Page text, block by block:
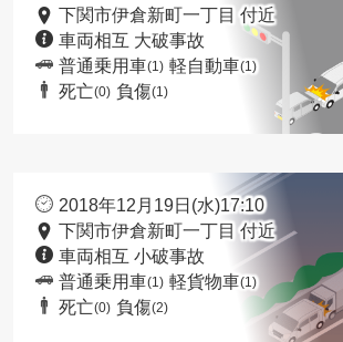
下関市伊倉新町一丁目 付近
車両相互 大破事故
普通乗用車(1) 軽自動車(1)
死亡(0) 負傷(1)
2018年12月19日(水)17:10
下関市伊倉新町一丁目 付近
車両相互 小破事故
普通乗用車(1) 軽貨物車(1)
死亡(0) 負傷(2)